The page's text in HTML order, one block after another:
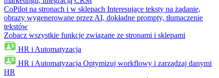
CoPilot na stronach i w sklepach Interesujące teksty na żądanie,
obrazy wygenerowane przez AI, dokładne prompty, tłumaczenie
tekstów
Zobacz wszystkie funkcje związane ze stronami i sklepami
HR i Automatyzacja
HR i Automatyzacja Optymizuj workflowy i zarządzaj danymi
HR